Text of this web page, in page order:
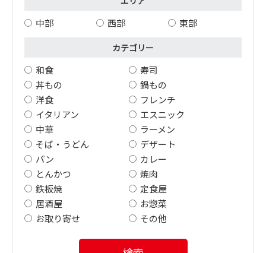
中部 西部 東部
カテゴリー
和食
寿司
丼もの
鍋もの
洋食
フレンチ
イタリアン
エスニック
中華
ラーメン
そば・うどん
デザート
パン
カレー
とんかつ
焼肉
鉄板焼
定食屋
居酒屋
お惣菜
お取り寄せ
その他